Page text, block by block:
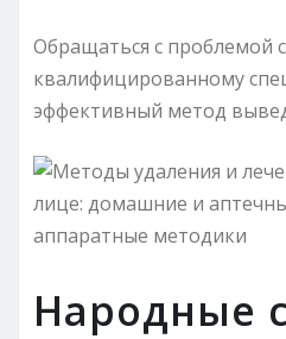
Обращаться с проблемой
квалифицированному
эффективный метод
Народные